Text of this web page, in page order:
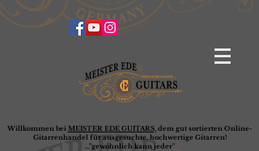
Willkommen bei MEISTER EDE GUITARS,dem gut sortierten Online-
Gitarrenhandel für ausgesuchte, hochwertige Gitarren!
..."gewöhnlich kann jeder"